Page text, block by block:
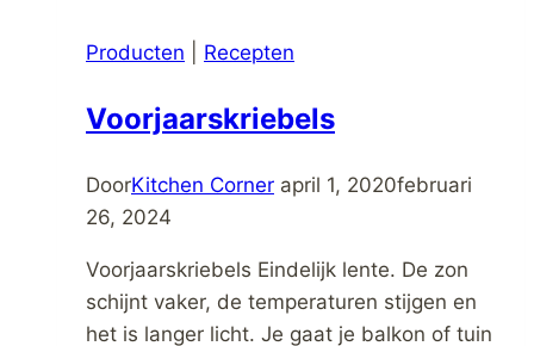
Producten Recepten
Voorjaarskriebels
DoorKitchen Corner april 1, 2020februari
26, 2024
Voorjaarskriebels Eindelijk lente. De zon
schijnt vaker, de temperaturen stijgen en
het is langer licht. Je gaat je balkon of tuin